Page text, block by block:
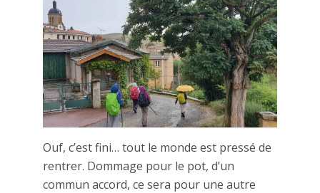
Ouf, c’est fini… tout le monde est pressé de
rentrer. Dommage pour le pot, d’un
commun accord, ce sera pour une autre